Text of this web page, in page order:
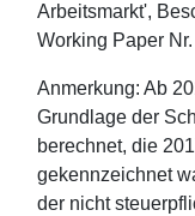
Arbeitsmarkt',
Working Paper Nr.
Anmerkung: Ab
Grundlage der
berechnet, die
gekennzeichnet
der nicht